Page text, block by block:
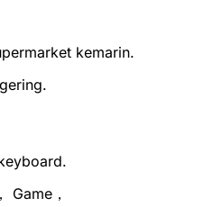
kemarin.
Game，